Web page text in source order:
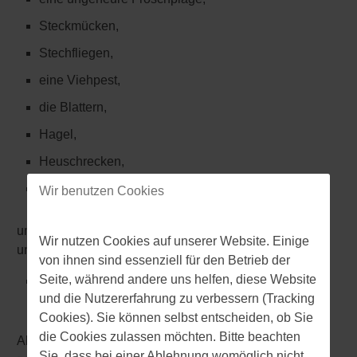
Steckmücken,
Stechfliegen,
eine Viehpest,
die Blattern,
Hagel,
Heuschrecken,
eine dreitägige Finsternis
und – nachdem alle diese Plagen den Pharao
unbeeindruckt lassen – die zehnte Plage, nämlich:
die Tötung aller Erstgeborenen. Egal, ob Vieh oder
Mensch und unabhängig von Rang und Namen.
Als sich der Pharao selbst nach Ankündigung dieser
Wir benutzen Cookies
Wir nutzen Cookies auf unserer Website. Einige
von ihnen sind essenziell für den Betrieb der
Seite, während andere uns helfen, diese Website
und die Nutzererfahrung zu verbessern (Tracking
Cookies). Sie können selbst entscheiden, ob Sie
die Cookies zulassen möchten. Bitte beachten